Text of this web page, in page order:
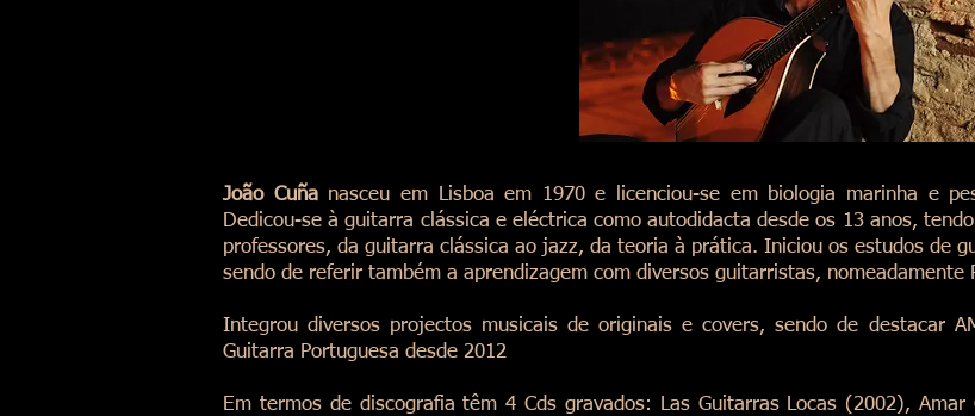
João Cuñanasceu em Lisboa em 1970 e licenciou-se em biologia marinha e
Dedicou-se à guitarra clássica e eléctrica como autodidacta desde os 13 anos,
professores, da guitarra clássica ao jazz, da teoria à prática. Iniciou os estudos de
sendo de referir também a aprendizagem com diversos guitarristas, nomeadamente
Integrou diversos projectos musicais de originais e covers, sendo de destacar
Guitarra Portuguesa desde 2012
Em termos de discografia têm 4 Cds gravados: Las Guitarras Locas (2002),